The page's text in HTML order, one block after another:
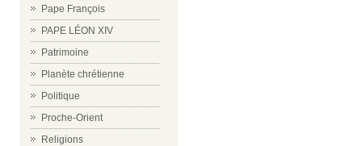
Pape François
PAPE LÉON XIV
Patrimoine
Planète chrétienne
Politique
Proche-Orient
Religions